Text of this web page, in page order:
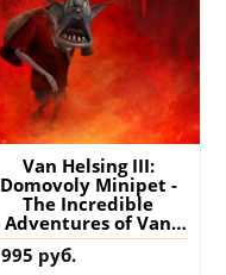
Van Helsing III:
Domovoly Minipet -
The Incredible
Adventures of Van
Helsing III PS4
(Турция) купить
995 руб.